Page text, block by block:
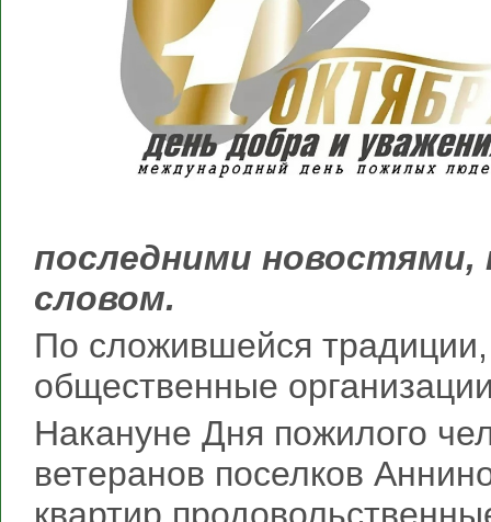
последними
словом.
По сложившейся
общественные
Накануне Дня пожилого
ветеранов поселков